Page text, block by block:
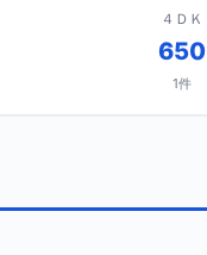
４ＤＫ
650
1件